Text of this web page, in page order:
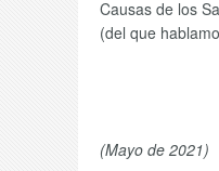
Causas de los
(del que
(Mayo de 2021)